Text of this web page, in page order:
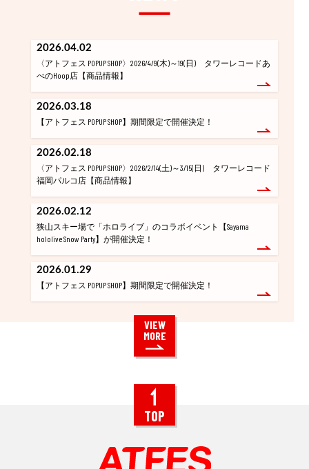
2026.04.02
〈アトフェス POPUP SHOP〉2026/4/9(木)～19(日) タワーレコードあ
べのHoop店【商品情報】
2026.03.18
【アトフェス POPUP SHOP】期間限定で開催決定！
2026.02.18
〈アトフェス POPUP SHOP〉2026/2/14(土)～3/15(日) タワーレコード
福岡パルコ店【商品情報】
2026.02.12
狭山スキー場で「ホロライブ」のコラボイベント【Sayama
hololive Snow Party】が開催決定！
2026.01.29
【アトフェス POPUP SHOP】期間限定で開催決定！
VIEW
MORE
TOP